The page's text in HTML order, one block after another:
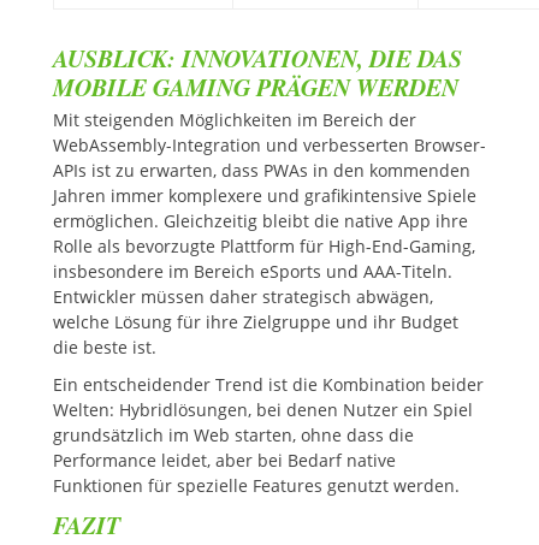
AUSBLICK: INNOVATIONEN, DIE DAS
MOBILE GAMING PRÄGEN WERDEN
Mit steigenden Möglichkeiten im Bereich der
WebAssembly-Integration und verbesserten Browser-
APIs ist zu erwarten, dass PWAs in den kommenden
Jahren immer komplexere und grafikintensive Spiele
ermöglichen. Gleichzeitig bleibt die native App ihre
Rolle als bevorzugte Plattform für High-End-Gaming,
insbesondere im Bereich eSports und AAA-Titeln.
Entwickler müssen daher strategisch abwägen,
welche Lösung für ihre Zielgruppe und ihr Budget
die beste ist.
Ein entscheidender Trend ist die Kombination beider
Welten: Hybridlösungen, bei denen Nutzer ein Spiel
grundsätzlich im Web starten, ohne dass die
Performance leidet, aber bei Bedarf native
Funktionen für spezielle Features genutzt werden.
FAZIT